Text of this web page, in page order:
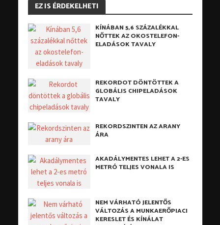
EZ IS ÉRDEKELHETI
KÍNÁBAN 5,6 SZÁZALÉKKAL
NŐTTEK AZ OKOSTELEFON-
ELADÁSOK TAVALY
REKORDOT DÖNTÖTTEK A
GLOBÁLIS CHIPELADÁSOK
TAVALY
REKORDSZINTEN AZ ARANY
ÁRA
AKADÁLYMENTES LEHET A 2-ES
METRÓ TELJES VONALA IS
NEM VÁRHATÓ JELENTŐS
VÁLTOZÁS A MUNKAERŐPIACI
KERESLET ÉS KÍNÁLAT